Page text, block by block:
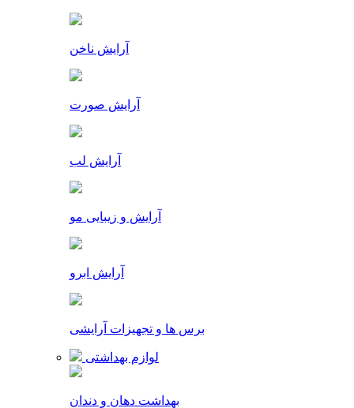
آرایش ناخن
آرایش صورت
آرایش لب
آرایش و زیبایی مو
آرایش ابرو
برس ها و تجهیزات آرایشی
لوازم بهداشتی
بهداشت دهان و دندان